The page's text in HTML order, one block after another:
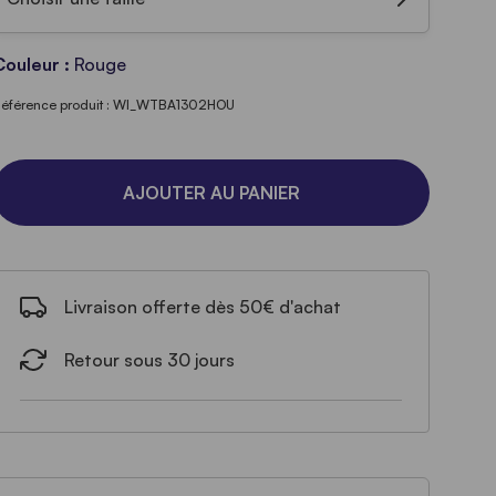
: Rouge
produit : WI_WTBA1302HOU
AJOUTER AU PANIER
Livraison offerte dès 50€ d'achat
Retour sous 30 jours